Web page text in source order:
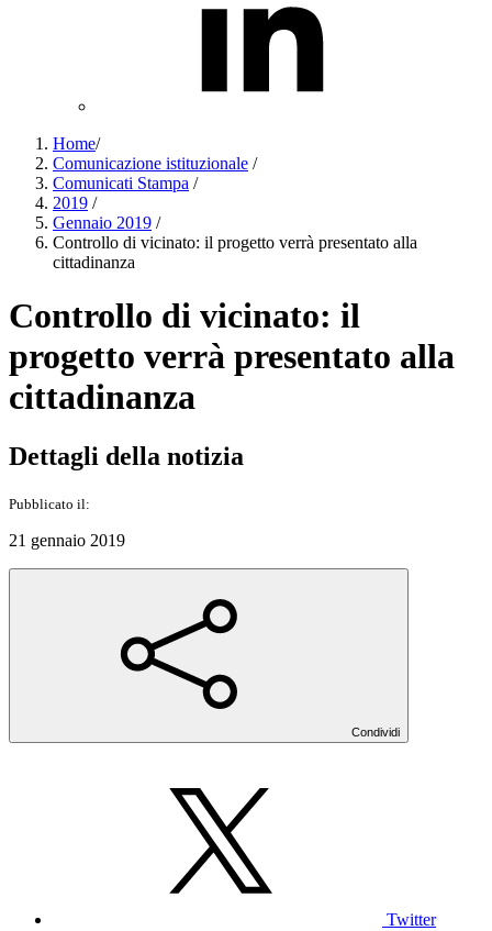
Home/
Comunicazione istituzionale /
Comunicati Stampa /
2019 /
Gennaio 2019 /
Controllo di vicinato: il progetto verrà presentato alla
cittadinanza
Controllo di vicinato: il
progetto verrà presentato alla
cittadinanza
Dettagli della notizia
Pubblicato il:
21 gennaio 2019
Condividi
Twitter